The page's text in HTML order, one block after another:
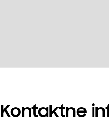
Kontaktne